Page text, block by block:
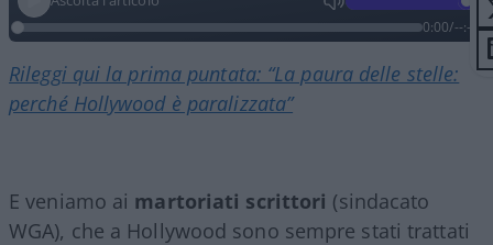
0:00/--:--
Rileggi qui la prima puntata: “La paura delle stelle:
perché Hollywood è paralizzata”
E veniamo ai martoriati scrittori (sindacato
WGA), che a Hollywood sono sempre stati trattati